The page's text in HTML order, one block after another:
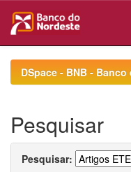
navigationDSpace - BNB -
Pesquisar
Pesquisar: